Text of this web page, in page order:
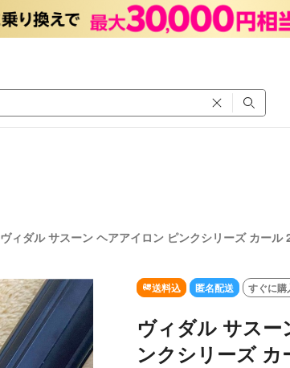
ヴィダル サスーン ヘアアイロン ピンクシリーズ カール
送料込 匿名配送 すぐに購
ヴィダル サス
ンクシリーズ